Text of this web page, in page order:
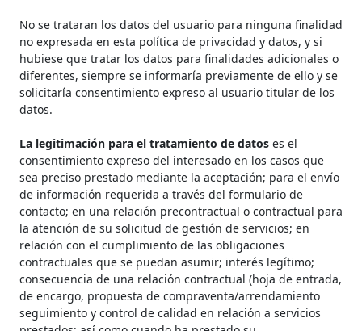
No se trataran los datos del usuario para ninguna finalidad
no expresada en esta política de privacidad y datos, y si
hubiese que tratar los datos para finalidades adicionales o
diferentes, siempre se informaría previamente de ello y se
solicitaría consentimiento expreso al usuario titular de los
datos.
La legitimación para el tratamiento de datos es el
consentimiento expreso del interesado en los casos que
sea preciso prestado mediante la aceptación; para el envío
de información requerida a través del formulario de
contacto; en una relación precontractual o contractual para
la atención de su solicitud de gestión de servicios; en
relación con el cumplimiento de las obligaciones
contractuales que se puedan asumir; interés legítimo;
consecuencia de una relación contractual (hoja de entrada,
de encargo, propuesta de compraventa/arrendamiento
seguimiento y control de calidad en relación a servicios